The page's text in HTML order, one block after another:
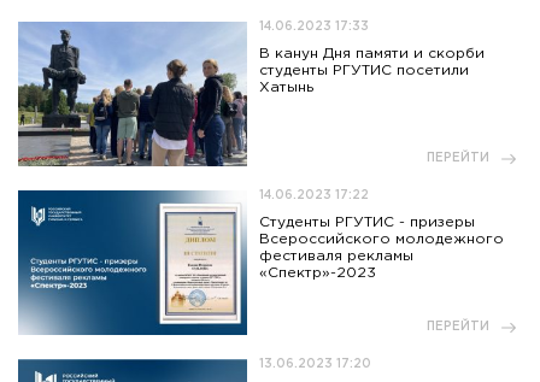
14.06.2023 17:33
В канун Дня памяти и скорби
студенты РГУТИС посетили
Хатынь
ПЕРЕЙТИ
14.06.2023 17:22
Студенты РГУТИС - призеры
Всероссийского молодежного
фестиваля рекламы
«Спектр»-2023
ПЕРЕЙТИ
13.06.2023 17:20